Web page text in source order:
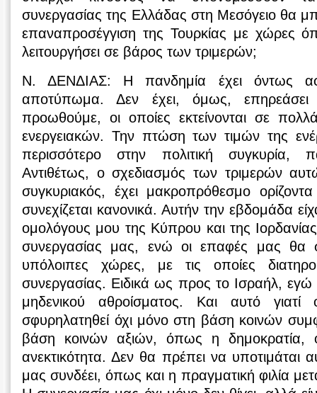
συνεργασίας της Ελλάδας στη Μεσόγειο θα
επαναπροσέγγιση της Τουρκίας με χώρες
λειτουργήσει σε βάρος των τριμερών;
Ν. ΔΕΝΔΙΑΣ: Η πανδημία έχει όντως
αποτύπωμα. Δεν έχει, όμως, επηρεάσει
προωθούμε, οι οποίες εκτείνονται σε
ενεργειακών. Την πτώση των τιμών της
περισσότερο στην πολιτική συγκυρία,
Αντιθέτως, ο σχεδιασμός των τριμερών
συγκυριακός, έχει μακροπρόθεσμο
συνεχίζεται κανονικά. Αυτήν την εβδομάδα
ομολόγους μου της Κύπρου και της
συνεργασίας μας, ενώ οι επαφές μας θα
υπόλοιπες χώρες, με τις οποίες
συνεργασίας. Ειδικά ως προς το Ισραήλ, εγώ
μηδενικού αθροίσματος. Και αυτό
σφυρηλατηθεί όχι μόνο στη βάση κοινών
βάση κοινών αξιών, όπως η δημοκρατία,
ανεκτικότητα. Δεν θα πρέπει να υποτιμάται
μας συνδέει, όπως και η πραγματική φιλία